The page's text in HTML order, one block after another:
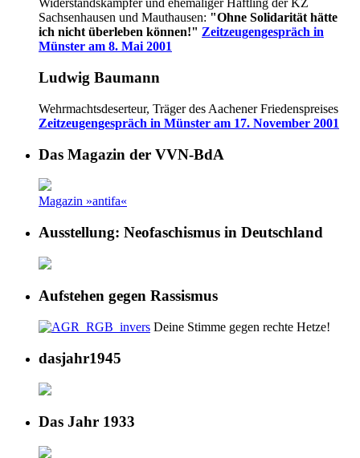
Widerstandskämpfer und ehemaliger Häftling der KZ
Sachsenhausen und Mauthausen: "Ohne Solidarität hätte
ich nicht überleben können!" Zeitzeugengespräch in
Münster am 8. Mai 2001
Ludwig Baumann
Wehrmachtsdeserteur, Träger des Aachener Friedenspreises
Zeitzeugengespräch in Münster am 17. November 2001
Das Magazin der VVN-BdA
Magazin »antifa«
Ausstellung: Neofaschismus in Deutschland
Aufstehen gegen Rassismus
Deine Stimme gegen rechte Hetze!
dasjahr1945
Das Jahr 1933